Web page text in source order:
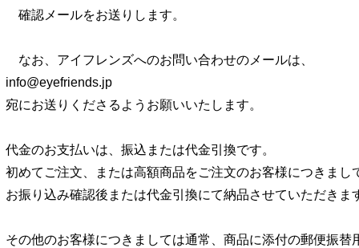
確認メールをお送りします。
なお、アイフレンズへのお問い合わせのメールは、
info@eyefriends.jp
宛にお送りくださるようお願いいたします。
代金のお支払いは、振込または代金引換です。
初めてご注文、または高額商品をご注文のお客様につきまし
お振り込み確認後または代金引換にて納品させていただきま
その他のお客様につきましては通常、商品に添付の郵便振替